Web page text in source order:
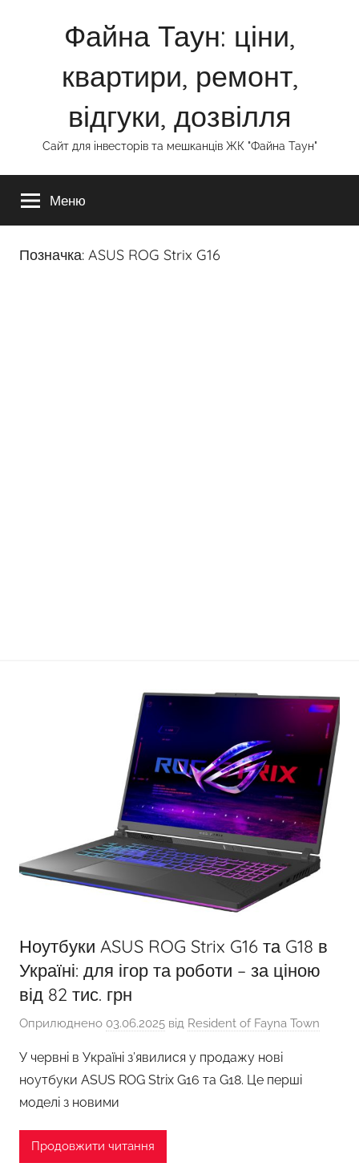
Файна Таун: ціни,
квартири, ремонт,
відгуки, дозвілля
Сайт для інвесторів та мешканців ЖК "Файна Таун"
Меню
Позначка: ASUS ROG Strix G16
Ноутбуки ASUS ROG Strix G16 та G18 в
Україні: для ігор та роботи – за ціною
від 82 тис. грн
Оприлюднено 03.06.2025 від Resident of Fayna Town
У червні в Україні з’явилися у продажу нові
ноутбуки ASUS ROG Strix G16 та G18. Це перші
моделі з новими
Продовжити читання